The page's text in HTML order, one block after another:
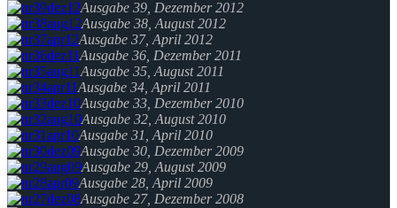
Ausgabe 39, Dezember 2012
Ausgabe 38, August 2012
Ausgabe 37, April 2012
Ausgabe 36, Dezember 2011
Ausgabe 35, August 2011
Ausgabe 34, April 2011
Ausgabe 33, Dezember 2010
Ausgabe 32, August 2010
Ausgabe 31, April 2010
Ausgabe 30, Dezember 2009
Ausgabe 29, August 2009
Ausgabe 28, April 2009
Ausgabe 27, Dezember 2008